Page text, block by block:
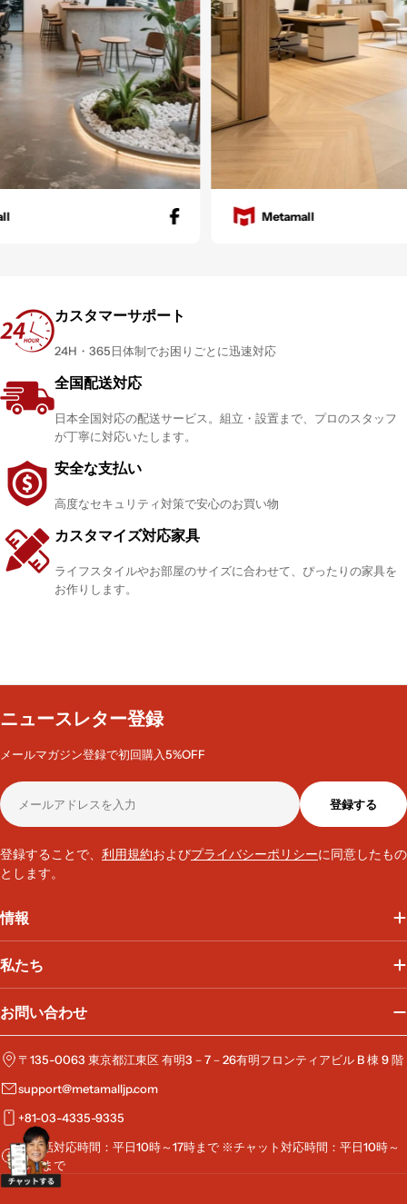
Metamall
カスタマーサポート
24H・365日体制でお困りごとに迅速対応
全国配送対応
日本全国対応の配送サービス。組立・設置まで、プロのスタッフ
が丁寧に対応いたします。
安全な支払い
高度なセキュリティ対策で安心のお買い物
カスタマイズ対応家具
ライフスタイルやお部屋のサイズに合わせて、ぴったりの家具を
お作りします。
ニュースレター登録
メールマガジン登録で初回購入5%OFF
メ
ー
ル
ド
レ
登録する
登録することで、 利用規約およびプライバシーポリシーに同意したもの
とします。
情報
私たち
お問い合わせ
〒135-0063 東京都江東区 有明3－7－26有明フロンティアビル B 棟 9 階
support@metamalljp.com
+81-03-4335-9335
※電話対応時間：平日10時～17時まで ※チャット対応時間：平日10時～
19時まで